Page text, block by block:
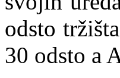
odsto
30 odsto a